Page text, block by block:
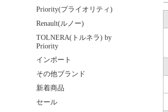
Priority(プライオリティ)
Renault(ルノー)
TOLNERA(トルネラ) by
Priority
インポート
その他ブランド
新着商品
セール